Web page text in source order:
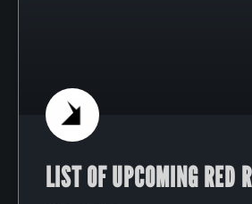
LIST OF UPCOMING RED